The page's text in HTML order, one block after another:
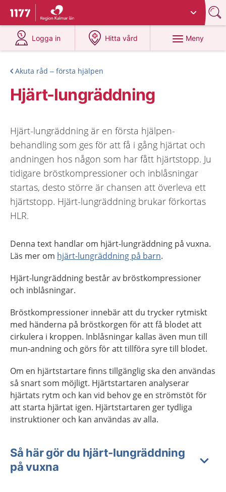
Till startsidan för 1177
Du har valt region
Logga in
på 1177.se
Hitta vård
på 1177.se
Meny
Akuta råd – första hjälpen
Hjärt-lungräddning
Hjärt-lungräddning är en första hjälpen-
behandling som ges för att få i gång hjärtat och
andningen hos någon som har fått hjärtstopp. Ju
tidigare bröstkompressioner och inblåsningar
startas, desto större är chansen att överleva ett
hjärtstopp. Hjärt-lungräddning brukar förkortas
HLR.
Denna text handlar om hjärt-lungräddning på vuxna.
Läs mer om hjärt-lungräddning på barn.
Hjärt-lungräddning består av bröstkompressioner
och inblåsningar.
Bröstkompressioner innebär att du trycker rytmiskt
med händerna på bröstkorgen för att få blodet att
cirkulera i kroppen. Inblåsningar kallas även mun till
mun-andning och görs för att tillföra syre till blodet.
Om en hjärtstartare finns tillgänglig ska den användas
så snart som möjligt. Hjärtstartaren analyserar
hjärtats rytm och kan vid behov ge en strömstöt för
att starta hjärtat igen. Hjärtstartaren ger tydliga
instruktioner och kan användas av alla.
Så här gör du hjärt-lungräddning
på vuxna